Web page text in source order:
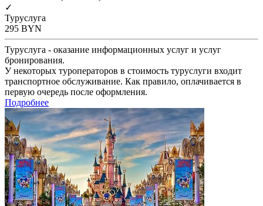
✓
Туруслуга
295 BYN
Туруслуга - оказание информационных услуг и услуг
бронирования.
У некоторых туроператоров в стоимость туруслуги входит
транспортное обслуживание. Как правило, оплачивается в
первую очередь после оформления.
Подробнее